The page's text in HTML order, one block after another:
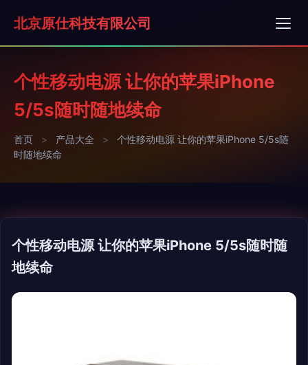
北京原仕科技有限公司
个性移动电源 让你的苹果iPhone
5/5s随时随地续命
首页 > 产品大全 >
个性移动电源 让你的苹果iPhone 5/5s随
时随地续命
个性移动电源 让你的苹果iPhone 5/5s随时随
地续命